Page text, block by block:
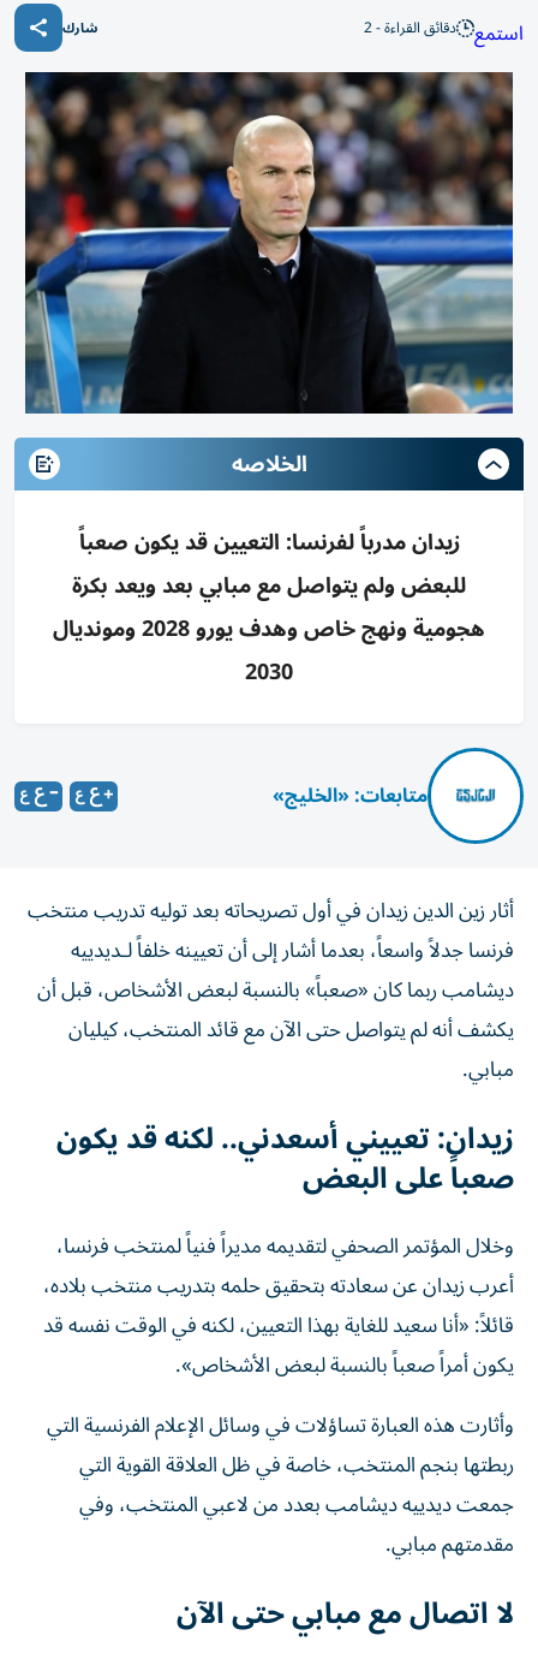
استمع دقائق القراءة - 2 شارك
الخلاصه
زيدان مدرباً لفرنسا: التعيين قد يكون صعباً
للبعض ولم يتواصل مع مبابي بعد ويعد بكرة
هجومية ونهج خاص وهدف يورو 2028 ومونديال
2030
متابعات: «الخليج»
أثار زين الدين زيدان في أول تصريحاته بعد توليه تدريب منتخب
فرنسا جدلاً واسعاً، بعدما أشار إلى أن تعيينه خلفاً لـديدييه
ديشامب ربما كان «صعباً» بالنسبة لبعض الأشخاص، قبل أن
يكشف أنه لم يتواصل حتى الآن مع قائد المنتخب، كيليان
مبابي.
زيدان: تعييني أسعدني.. لكنه قد يكون
صعباً على البعض
وخلال المؤتمر الصحفي لتقديمه مديراً فنياً لمنتخب فرنسا،
أعرب زيدان عن سعادته بتحقيق حلمه بتدريب منتخب بلاده،
قائلاً: «أنا سعيد للغاية بهذا التعيين، لكنه في الوقت نفسه قد
يكون أمراً صعباً بالنسبة لبعض الأشخاص».
وأثارت هذه العبارة تساؤلات في وسائل الإعلام الفرنسية التي
ربطتها بنجم المنتخب، خاصة في ظل العلاقة القوية التي
جمعت ديدييه ديشامب بعدد من لاعبي المنتخب، وفي
مقدمتهم مبابي.
لا اتصال مع مبابي حتى الآن